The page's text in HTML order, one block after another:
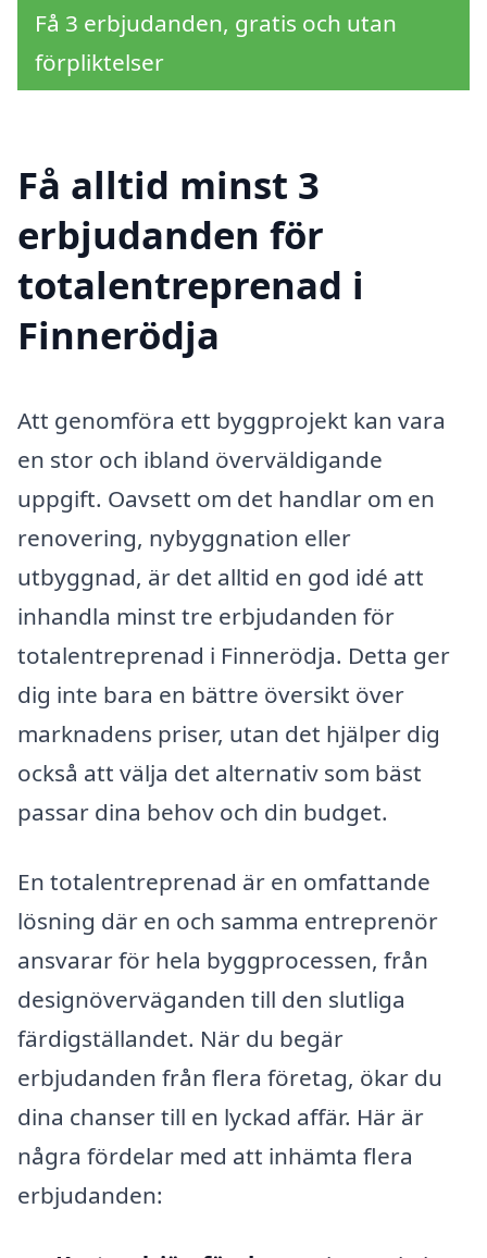
Få 3 erbjudanden, gratis och utan
förpliktelser
Få alltid minst 3
erbjudanden för
totalentreprenad i
Finnerödja
Att genomföra ett byggprojekt kan vara
en stor och ibland överväldigande
uppgift. Oavsett om det handlar om en
renovering, nybyggnation eller
utbyggnad, är det alltid en god idé att
inhandla minst tre erbjudanden för
totalentreprenad i Finnerödja. Detta ger
dig inte bara en bättre översikt över
marknadens priser, utan det hjälper dig
också att välja det alternativ som bäst
passar dina behov och din budget.
En totalentreprenad är en omfattande
lösning där en och samma entreprenör
ansvarar för hela byggprocessen, från
designöverväganden till den slutliga
färdigställandet. När du begär
erbjudanden från flera företag, ökar du
dina chanser till en lyckad affär. Här är
några fördelar med att inhämta flera
erbjudanden: